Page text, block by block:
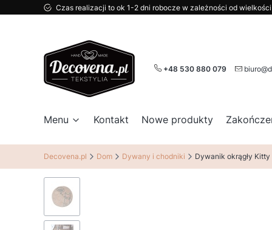
Czas realizacji to ok 1-2 dni robocze w zależności od
+48 530 880 079
Menu Kontakt Nowe produkty
Decovena.pl Dom Dywany i chodniki Dywanik okrągły